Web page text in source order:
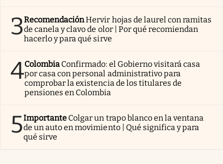
3RecomendaciónHervir hojas de laurel con ramitas
de canela y clavo de olor | Por qué recomiendan
hacerlo y para qué sirve
4Colombia Confirmado: el Gobierno visitará casa
por casa con personal administrativo para
comprobar la existencia de los titulares de
pensiones en Colombia
5Importante Colgar un trapo blanco en la ventana
de un auto en movimiento | Qué significa y para
qué sirve